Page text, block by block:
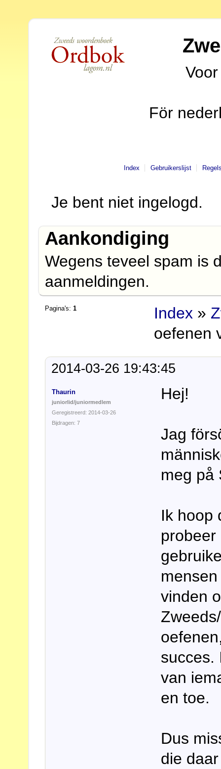
För
Index Gebruikerslijst
Je bent niet ingelogd.
Aankondiging
Wegens teveel spam is
aanmeldingen.
Pagina's:1 Index »
oefenen
2014-03-26 19:43:45
Thaurin
juniorlid/juniormedlem
Geregistreerd: 2014-03-26
Bijdragen: 7
Hej!
Jag
meg på
Ik hoop
probeer
vinden
succes.
van
en toe.
Dus
die